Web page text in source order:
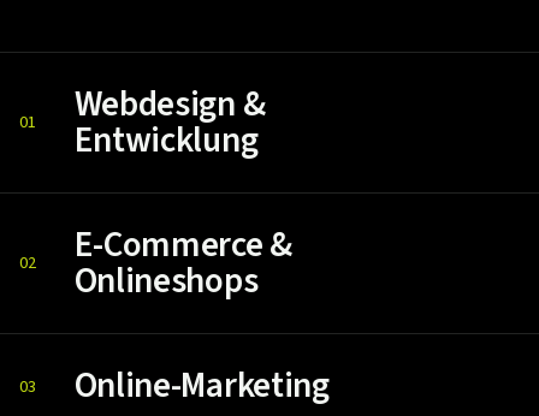
01 Webdesign &
Entwicklung
02 E-Commerce &
Onlineshops
03 Online-Marketing